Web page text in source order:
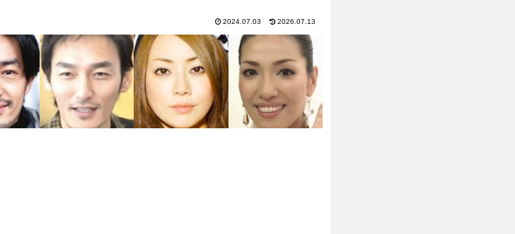
2024.07.03 2026.07.13